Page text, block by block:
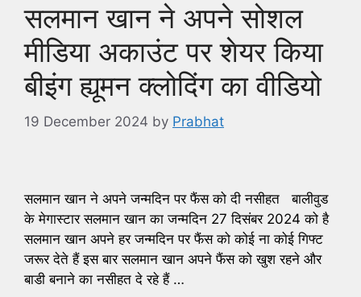
सलमान खान ने अपने सोशल
मीडिया अकाउंट पर शेयर किया
बीइंग ह्यूमन क्लोदिंग का वीडियो
19 December 2024 by Prabhat
सलमान खान ने अपने जन्मदिन पर फैंस को दी नसीहत बालीवुड
के मेगास्टार सलमान खान का जन्मदिन 27 दिसंबर 2024 को है
सलमान खान अपने हर जन्मदिन पर फैंस को कोई ना कोई गिफ्ट
जरूर देते हैं इस बार सलमान खान अपने फैंस को खुश रहने और
बाडी बनाने का नसीहत दे रहे हैं …